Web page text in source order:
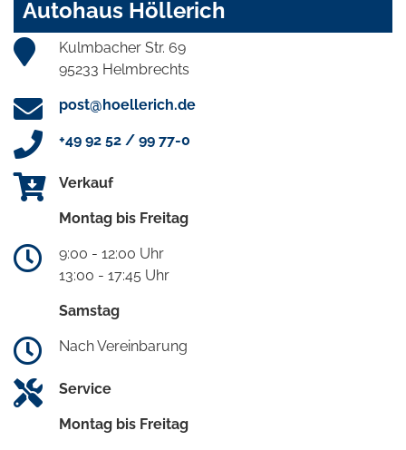
Autohaus Höllerich
Kulmbacher Str. 69
95233 Helmbrechts
post@hoellerich.de
+49 92 52 / 99 77-0
Verkauf
Montag bis Freitag
9:00 - 12:00 Uhr
13:00 - 17:45 Uhr
Samstag
Nach Vereinbarung
Service
Montag bis Freitag